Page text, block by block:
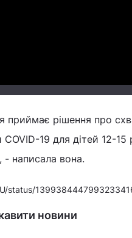
приймає рішення про
19 для дітей 12-
написала вона.
status/
новини